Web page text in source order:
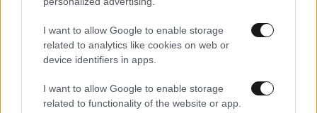
I want to allow Google to enable storage
related to analytics like cookies on web or
device identifiers in apps.
I want to allow Google to enable storage
related to functionality of the website or app.
Διαβάστε και ακολουθήστε τους κανόνες σχολιασμού
ΠΡΟΣΘΗΚΗ